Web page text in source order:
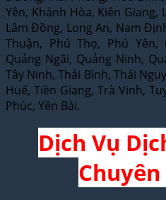
Yên, Khánh Hòa, Kiên Giang,
Lâm Đồng, Long An, Nam
Thuận, Phú Thọ, Phú Yên,
Quảng Ngãi, Quảng Ninh,
Tây Ninh, Thái Bình, Thái
Huế, Tiền Giang, Trà Vinh,
Phúc, Yên Bái.
Dịch Vụ